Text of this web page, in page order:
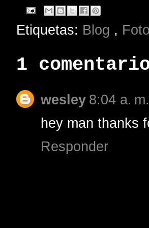
Etiquetas: Blog ,
1
wesley 8:04 a. m.
hey man thanks
Responder